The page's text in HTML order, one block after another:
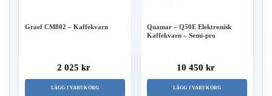
Graef CM802 – Kaffekvarn
2 025 kr
LÄGG I VARUKORG
Quamar – Q50E Elektronisk
Kaffekvarn – Semi-pro
10 450 kr
LÄGG I VARUKORG